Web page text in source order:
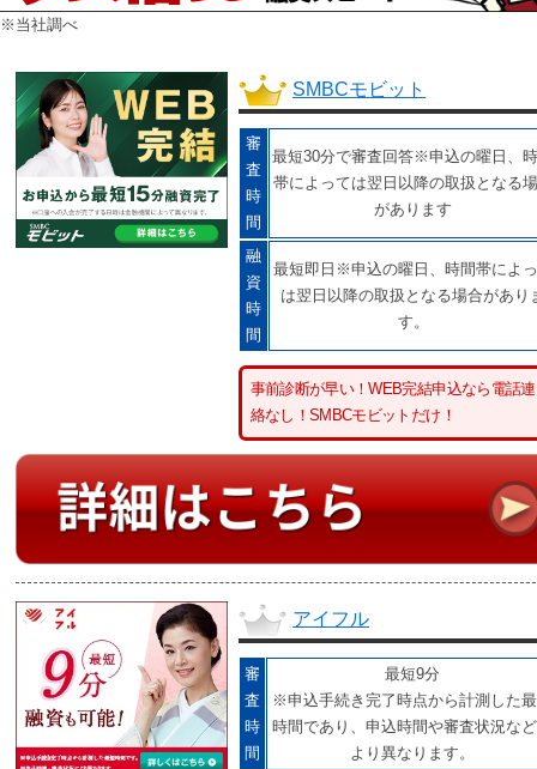
※当社調べ
SMBCモビット
審
査
時
間
最短30分で審査回答※申込の曜日、
帯によっては翌日以降の取扱となる
があります
融
資
時
間
最短即日※申込の曜日、時間帯によ
は翌日以降の取扱となる場合があり
す。
事前診断が早い！WEB完結申込なら電話連
絡なし！SMBCモビットだけ！
アイフル
審
査
時
間
最短9分
※申込手続き完了時点から計測した
時間であり、申込時間や審査状況な
より異なります。